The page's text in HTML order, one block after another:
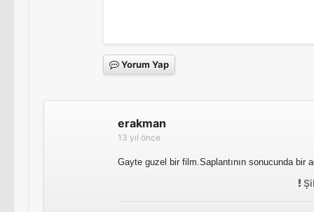
Yorum Yap
erakman
13 yıl önce
Gayte guzel bir film.Saplantının sonucunda bir